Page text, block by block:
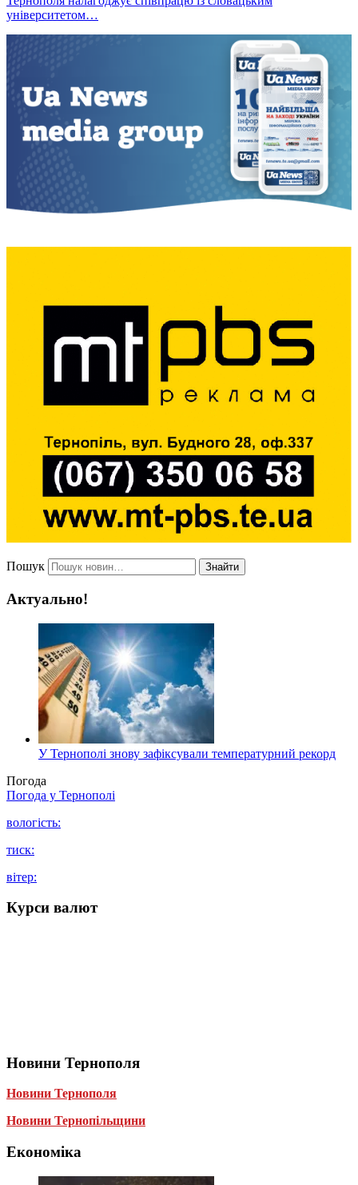
університетом…
Пошук Знайти
Актуально!
У Тернополі знову зафіксували температурний рекорд
Погода
Погода у Тернополі
вологість:
тиск:
вітер:
Курси валют
Новини Тернополя
Новини Тернополя
Новини Тернопільщини
Економіка